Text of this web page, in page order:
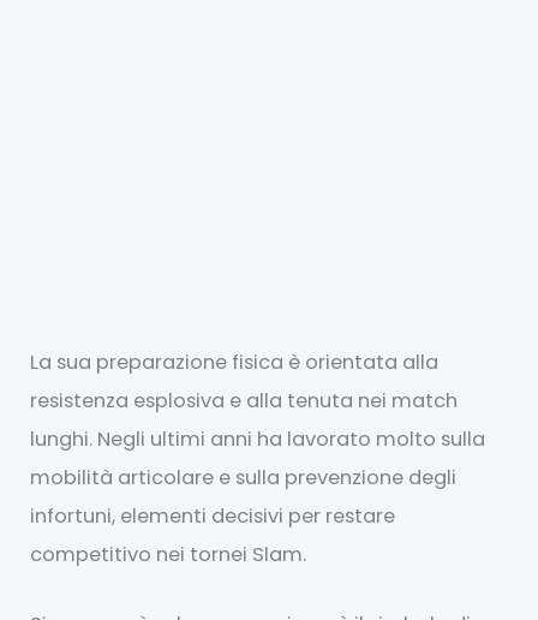
La sua preparazione fisica è orientata alla
resistenza esplosiva e alla tenuta nei match
lunghi. Negli ultimi anni ha lavorato molto sulla
mobilità articolare e sulla prevenzione degli
infortuni, elementi decisivi per restare
competitivo nei tornei Slam.